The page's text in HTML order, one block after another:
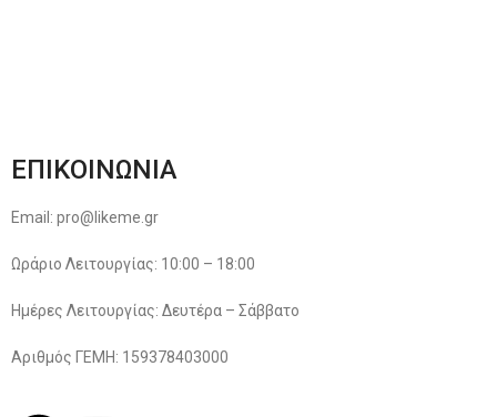
ΕΠΙΚΟΙΝΩΝΙΑ
Email: pro@likeme.gr
Ωράριο Λειτουργίας: 10:00 – 18:00
Ημέρες Λειτουργίας: Δευτέρα – Σάββατο
Αριθμός ΓΕΜΗ: 159378403000